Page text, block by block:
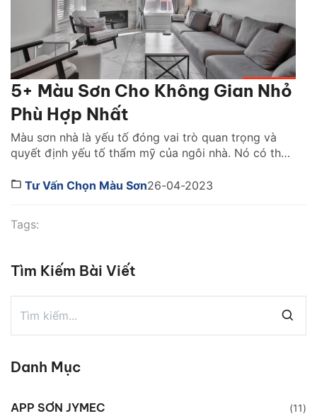
5+ Màu Sơn Cho Không Gian Nhỏ
Phù Hợp Nhất
Màu sơn nhà là yếu tố đóng vai trò quan trọng và
quyết định yếu tố thẩm mỹ của ngôi nhà. Nó có thể
gian tùy theo sắc độ mà nó mang lại. Việc lựa chọn
Tư Vấn Chọn Màu Sơn26-04-2023
Tags:
Tìm Kiếm Bài Viết
Danh Mục
APP SƠN JYMEC (11)